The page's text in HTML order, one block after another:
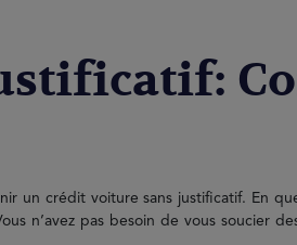
un crédit voiture sans justificatif. En
n’avez pas besoin de vous soucier